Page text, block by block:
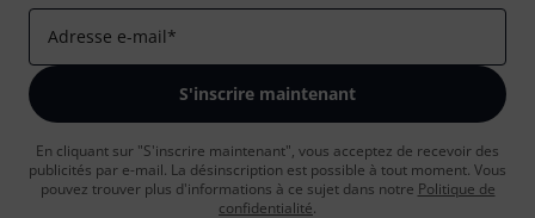
Adresse e-mail*
S'inscrire maintenant
En cliquant sur "S'inscrire maintenant", vous acceptez de recevoir des
publicités par e-mail. La désinscription est possible à tout moment. Vous
pouvez trouver plus d'informations à ce sujet dans notre Politique de
confidentialité.